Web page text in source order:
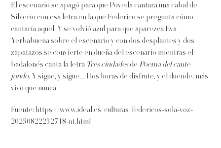
El escenario se apagó para que Poveda cantara una cabal de
Silverio con esa letra en la que Federico se pregunta cómo
cantaría aquel. Y se volvió azul para que aparezca Eva
Yerbabuena sobre el escenario y con dos desplantes y dos
zapatazos se convierte en dueña del escenario mientras el
badalonés canta la letra Tres ciudadesde Poema del cante
jondo. Y sigue, y sigue… Dos horas de disfrute, y el duende, más
vivo que nunca.
Fuente: https://www.ideal.es/culturas/federicos-sola-voz-
20250822232718-nt.html